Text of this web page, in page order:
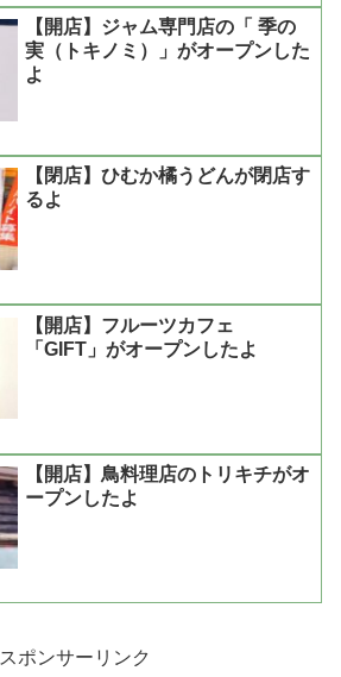
【開店】ジャム専門店の「 季の
実（トキノミ）」がオープンした
よ
【閉店】ひむか橘うどんが閉店す
るよ
【開店】フルーツカフェ
「GIFT」がオープンしたよ
【開店】鳥料理店のトリキチがオ
ープンしたよ
スポンサーリンク